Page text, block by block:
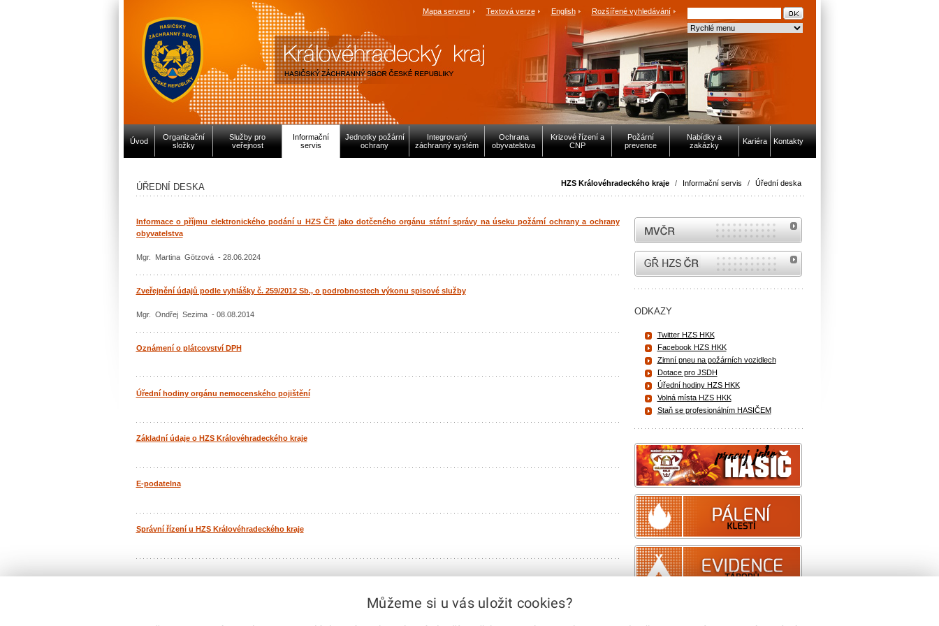
Mapa serveru Textová verze English Rozšířené vyhledávání
Úvod
Organizační
složky
Služby pro
veřejnost
Informační
servis
Jednotky požární
ochrany
Integrovaný
záchranný systém
Ochrana
obyvatelstva
Krizové řízení a
CNP
Požární
prevence
Nabídky a
zakázky
Kariéra Kontakty
HZS Královéhradeckého kraje / Informační servis / Úřední deska
ÚŘEDNÍ DESKA
Informace o příjmu elektronického podání u HZS ČR jako dotčeného orgánu státní správy na úseku požární ochrany a ochrany
obyvatelstva
Mgr. Martina Götzová - 28.06.2024
Zveřejnění údajů podle vyhlášky č. 259/2012 Sb., o podrobnostech výkonu spisové služby
Mgr. Ondřej Sezima - 08.08.2014
Oznámení o plátcovství DPH
Úřední hodiny orgánu nemocenského pojištění
Základní údaje o HZS Královéhradeckého kraje
E-podatelna
Správní řízení u HZS Královéhradeckého kraje
MVČR
internetové stránky Hasiči ČR
ODKAZY
Twitter HZS HKK
Facebook HZS HKK
Zimní pneu na požárních vozidlech
Dotace pro JSDH
Úřední hodiny HZS HKK
Volná místa HZS HKK
Staň se profesionálním HASIČEM
Můžeme si u vás uložit cookies?